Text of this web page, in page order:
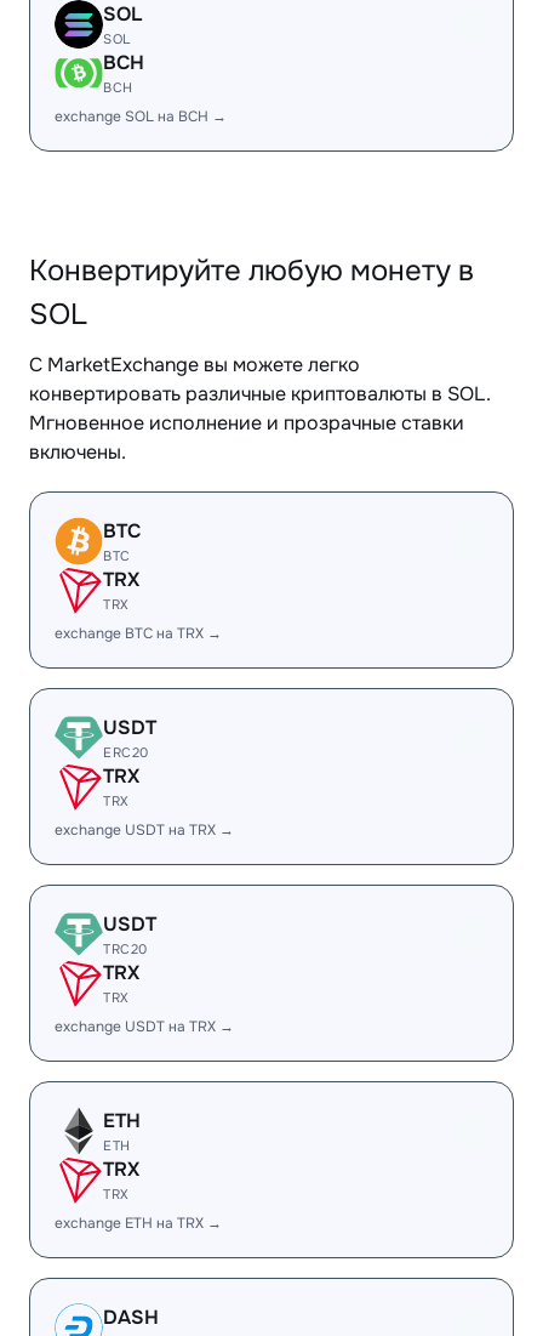
SOL
SOL
BCH
BCH
exchange SOL на BCH →
Конвертируйте любую монету в
SOL
С MarketExchange вы можете легко
конвертировать различные криптовалюты в SOL.
Мгновенное исполнение и прозрачные ставки
включены.
BTC
BTC
TRX
TRX
exchange BTC на TRX →
USDT
ERC20
TRX
TRX
exchange USDT на TRX →
USDT
TRC20
TRX
TRX
exchange USDT на TRX →
ETH
ETH
TRX
TRX
exchange ETH на TRX →
DASH